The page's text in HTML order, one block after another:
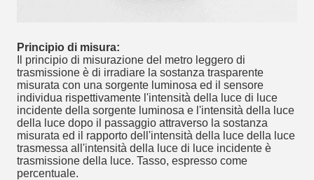
Principio di misura:
Il principio di misurazione del metro leggero di
trasmissione è di irradiare la sostanza trasparente
misurata con una sorgente luminosa ed il sensore
individua rispettivamente l'intensità della luce di luce
incidente della sorgente luminosa e l'intensità della luce
della luce dopo il passaggio attraverso la sostanza
misurata ed il rapporto dell'intensità della luce della luce
trasmessa all'intensità della luce di luce incidente è
trasmissione della luce. Tasso, espresso come
percentuale.